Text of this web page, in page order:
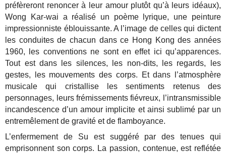
préfèreront renoncer à leur amour plutôt qu’à leurs idéaux),
Wong Kar-wai a réalisé un poème lyrique, une peinture
impressionniste éblouissante. A l’image de celles qui dictent
les conduites de chacun dans ce Hong Kong des années
1960, les conventions ne sont en effet ici qu’apparences.
Tout est dans les silences, les non-dits, les regards, les
gestes, les mouvements des corps. Et dans l’atmosphère
musicale qui cristallise les sentiments retenus des
personnages, leurs frémissements fiévreux, l’intransmissible
incandescence d’un amour implicite et ainsi sublimé par un
entremêlement de gravité et de flamboyance.
L’enfermement de Su est suggéré par des tenues qui
emprisonnent son corps. La passion, contenue, est reflétée